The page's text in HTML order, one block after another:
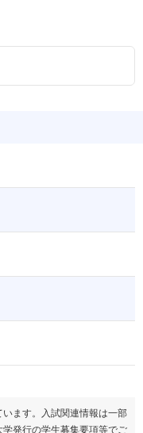
ます。入試関連情報は一部
発行の学生募集要項等でご